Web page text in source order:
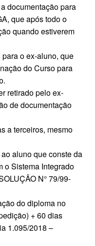
documentação para
que após todo o
quando estiverem
o ex-aluno, que
do Curso para
retirado pelo ex-
de documentação
a terceiros, mesmo
aluno que conste da
o Sistema Integrado
N° 79/99-
do diploma no
+ 60 dias
1.095/2018 –